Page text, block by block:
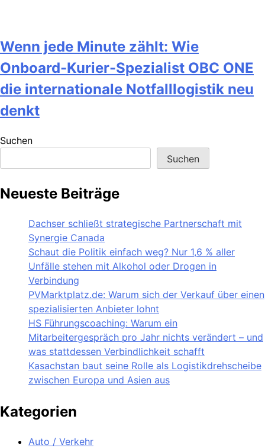
Wenn jede Minute zählt: Wie
Onboard-Kurier-Spezialist OBC ONE
die internationale Notfalllogistik neu
denkt
Suchen
Suchen
Neueste Beiträge
Dachser schließt strategische Partnerschaft mit
Synergie Canada
Schaut die Politik einfach weg? Nur 1,6 % aller
Unfälle stehen mit Alkohol oder Drogen in
Verbindung
PVMarktplatz.de: Warum sich der Verkauf über einen
spezialisierten Anbieter lohnt
HS Führungscoaching: Warum ein
Mitarbeitergespräch pro Jahr nichts verändert – und
was stattdessen Verbindlichkeit schafft
Kasachstan baut seine Rolle als Logistikdrehscheibe
zwischen Europa und Asien aus
Kategorien
Auto / Verkehr